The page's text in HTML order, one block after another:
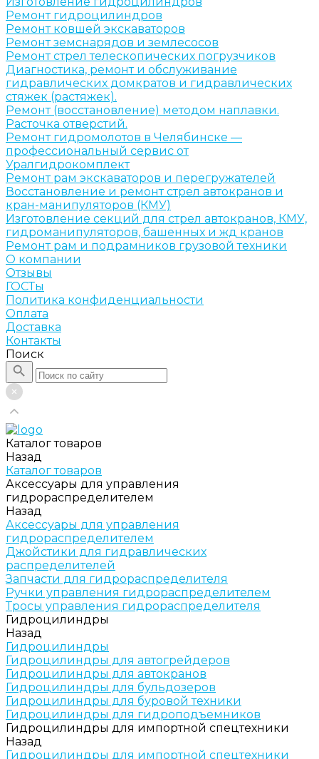
Ремонт гидроцилиндров
Ремонт ковшей экскаваторов
Ремонт земснарядов и землесосов
Ремонт стрел телескопических погрузчиков
Диагностика, ремонт и обслуживание
гидравлических домкратов и гидравлических
стяжек (растяжек).
Ремонт (восстановление) методом наплавки.
Расточка отверстий.
Ремонт гидромолотов в Челябинске —
профессиональный сервис от
Уралгидрокомплект
Ремонт рам экскаваторов и перегружателей
Восстановление и ремонт стрел автокранов и
кран-манипуляторов (КМУ)
Изготовление секций для стрел автокранов, КМУ,
гидроманипуляторов, башенных и жд кранов
Ремонт рам и подрамников грузовой техники
О компании
Отзывы
ГОСТы
Политика конфиденциальности
Оплата
Доставка
Контакты
Поиск
Каталог товаров
Назад
Каталог товаров
Аксессуары для управления
гидрораспределителем
Назад
Аксессуары для управления
гидрораспределителем
Джойстики для гидравлических
распределителей
Запчасти для гидрораспределителя
Ручки управления гидрораспределителем
Тросы управления гидрораспределителя
Гидроцилиндры
Назад
Гидроцилиндры
Гидроцилиндры для автогрейдеров
Гидроцилиндры для автокранов
Гидроцилиндры для бульдозеров
Гидроцилиндры для буровой техники
Гидроцилиндры для гидроподъемников
Гидроцилиндры для импортной спецтехники
Назад
Гидроцилиндры для импортной спецтехники